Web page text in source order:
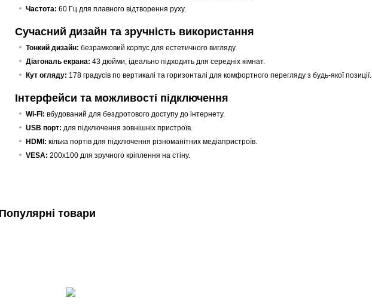
Частота: 60 Гц для плавного відтворення руху.
Сучасний дизайн та зручність використання
Тонкий дизайн: безрамковий корпус для естетичного вигляду.
Діагональ екрана: 43 дюйми, ідеально підходить для середніх кімнат.
Кут огляду: 178 градусів по вертикалі та горизонталі для комфортного перегляду з будь-якої позиції.
Інтерфейси та можливості підключення
Wi-Fi: вбудований для бездротового доступу до інтернету.
USB порт: для підключення зовнішніх пристроїв.
HDMI: кілька портів для підключення різноманітних медіапристроїв.
VESA: 200x100 для зручного кріплення на стіну.
товари